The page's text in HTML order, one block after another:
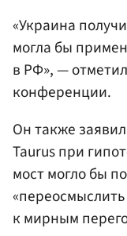
«Украина
могла бы
в РФ», —
конференции.
Он также
Taurus при
мост могло бы
к мирным